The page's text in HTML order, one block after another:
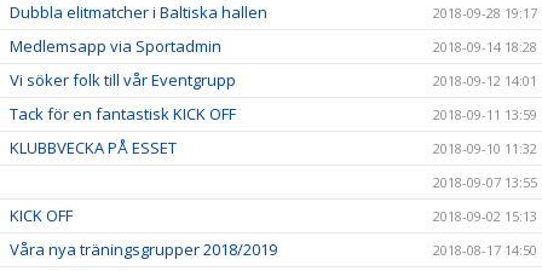
Dubbla elitmatcher i Baltiska hallen 2018-09-28 19:17
Medlemsapp via Sportadmin 2018-09-14 18:28
Vi söker folk till vår Eventgrupp 2018-09-12 14:01
Tack för en fantastisk KICK OFF 2018-09-11 13:59
KLUBBVECKA PÅ ESSET
2018-09-10 11:32
2018-09-07 13:55
KICK OFF 2018-09-02 15:13
Våra nya träningsgrupper 2018/2019 2018-08-17 14:50